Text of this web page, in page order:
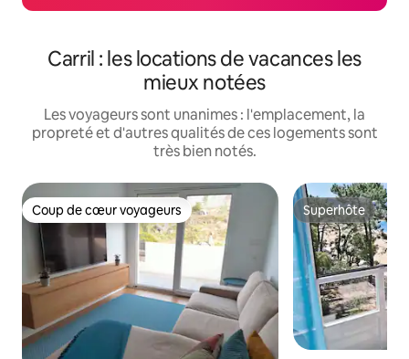
Carril : les locations de vacances les
mieux notées
Les voyageurs sont unanimes : l'emplacement, la
propreté et d'autres qualités de ces logements sont
très bien notés.
Coup de cœur voyageurs
Coup de cœur voyageurs Superhôte
Superhôte